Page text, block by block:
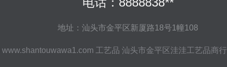
地址：汕头市金平区新厦路18号1幢108
www.shantouwawa1.com 工艺品 汕头市金平区洼洼工艺品商行